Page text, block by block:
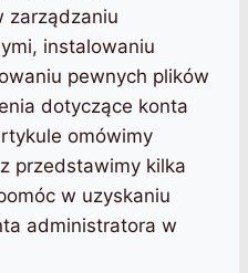
zarządzaniu
instalowaniu
pewnych plików
dotyczące konta
omówimy
przedstawimy kilka
w uzyskaniu
administratora w